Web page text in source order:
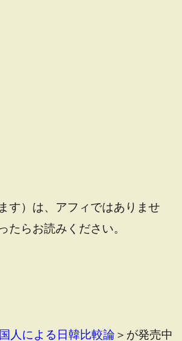
す）は、アフィではありませ
らお読みください。
人による日韓比較論 ＞が発売中